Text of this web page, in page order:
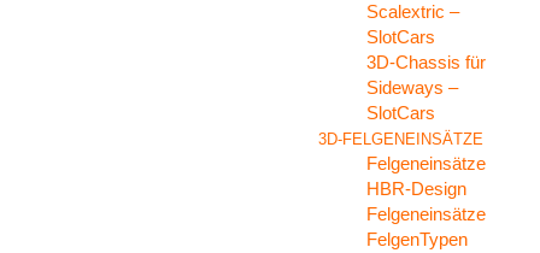
Scalextric –
SlotCars
3D-Chassis für
Sideways –
SlotCars
3D-FELGENEINSÄTZE
Felgeneinsätze
HBR-Design
Felgeneinsätze
FelgenTypen